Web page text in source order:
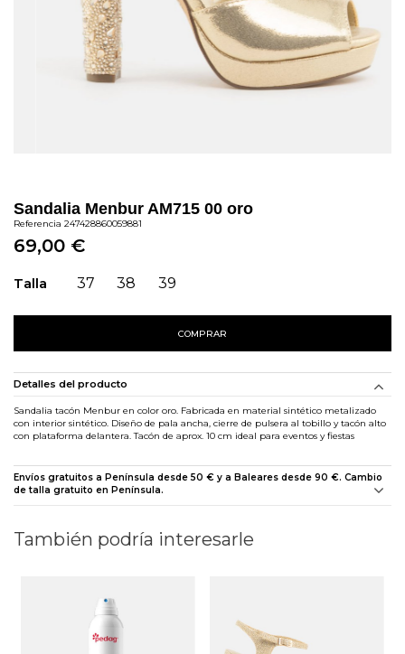
Sandalia Menbur AM715 00 oro
Referencia 247428860059881
69,00 €
Talla 37 38 39
COMPRAR
Detalles del producto
Sandalia tacón Menbur en color oro. Fabricada en material sintético metalizado
con interior sintético. Diseño de pala ancha, cierre de pulsera al tobillo y tacón alto
con plataforma delantera. Tacón de aprox. 10 cm ideal para eventos y fiestas
Envíos gratuitos a Península desde 50 € y a Baleares desde 90 €. Cambio
de talla gratuito en Península.
También podría interesarle